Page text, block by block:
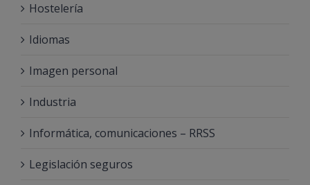
Hostelería
Idiomas
Imagen personal
Industria
Informática, comunicaciones – RRSS
Legislación seguros